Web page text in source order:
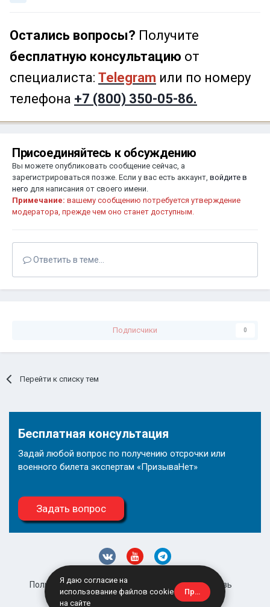
Остались вопросы? Получите
бесплатную консультацию от
специалиста: Telegram или по номеру
телефона +7 (800) 350-05-86.
Присоединяйтесь к обсуждению
Вы можете опубликовать сообщение сейчас, а
зарегистрироваться позже. Если у вас есть аккаунт, войдите в
него для написания от своего имени.
Примечание: вашему сообщению потребуется утверждение
модератора, прежде чем оно станет доступным.
Ответить в теме...
Подписчики 0
Перейти к списку тем
Бесплатная консультация
Задай любой вопрос по получению отсрочки или
военного билета экспертам «ПризываНет»
Задать вопрос
Политика конфиденциальности
Обратная связь
site@prizyvanet.ru
Я даю согласие на
использование файлов cookie
на сайте
Принять